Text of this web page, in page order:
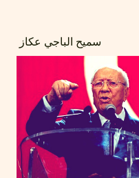
سميح الباجي عكاز